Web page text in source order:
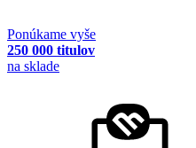
Ponúkame vyše
250 000 titulov
na sklade